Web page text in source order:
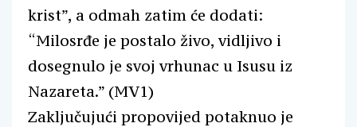
krist”, a odmah zatim će dodati:
“Milosrđe je postalo živo, vidljivo i
dosegnulo je svoj vrhunac u Isusu iz
Nazareta.” (MV1)
Zaključujući propovijed potaknuo je